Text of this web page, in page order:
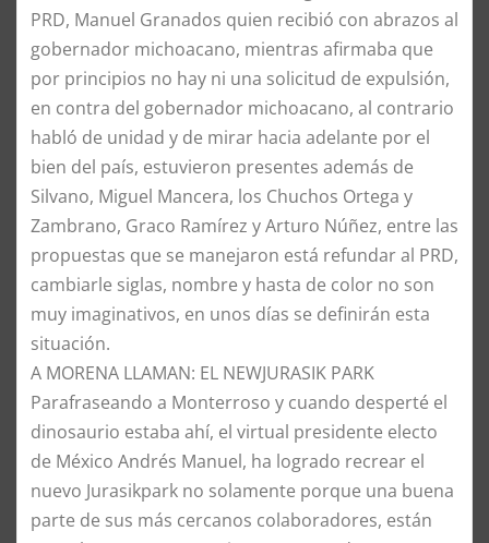
PRD, Manuel Granados quien recibió con abrazos al
gobernador michoacano, mientras afirmaba que
por principios no hay ni una solicitud de expulsión,
en contra del gobernador michoacano, al contrario
habló de unidad y de mirar hacia adelante por el
bien del país, estuvieron presentes además de
Silvano, Miguel Mancera, los Chuchos Ortega y
Zambrano, Graco Ramírez y Arturo Núñez, entre las
propuestas que se manejaron está refundar al PRD,
cambiarle siglas, nombre y hasta de color no son
muy imaginativos, en unos días se definirán esta
situación.
​A MORENA LLAMAN: EL NEWJURASIK PARK
​Parafraseando a Monterroso y cuando desperté el
dinosaurio estaba ahí, el virtual presidente electo
de México Andrés Manuel, ha logrado recrear el
nuevo Jurasikpark no solamente porque una buena
parte de sus más cercanos colaboradores, están